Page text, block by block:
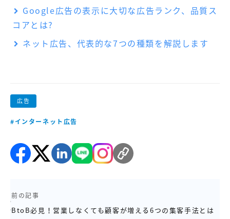
広告
#インターネット広告
前の記事
BtoB必見！営業しなくても顧客が増える6つの集客手法とは
Google広告の表示に大切な広告ランク、品質ス
コアとは?
ネット広告、代表的な7つの種類を解説します